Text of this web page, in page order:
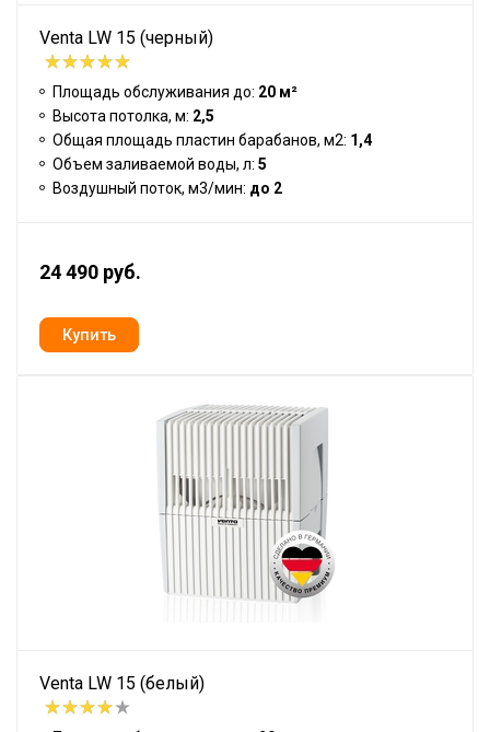
Venta LW 15 (черный)
Площадь обслуживания до: 20 м²
Высота потолка, м: 2,5
Общая площадь пластин барабанов, м2: 1,4
Объем заливаемой воды, л: 5
Воздушный поток, м3/мин: до 2
24 490 руб.
Venta LW 15 (белый)